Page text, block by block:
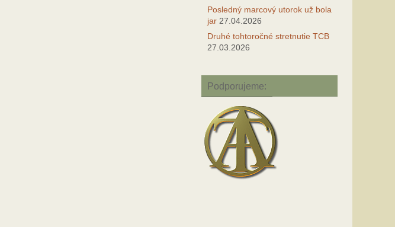
Posledný marcový utorok už bola
jar 27.04.2026
Druhé tohtoročné stretnutie TCB
27.03.2026
Podporujeme: